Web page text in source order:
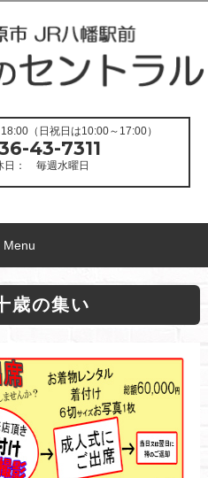
（日祝日は10:00～17:00）
43-7311
日： 毎週水曜日
Menu
歳の集い